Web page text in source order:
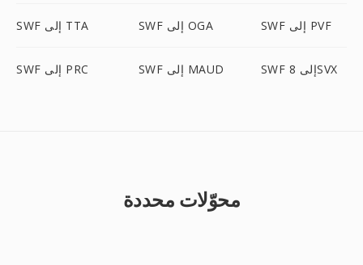
SWF إلى TTA SWF إلى OGA SWF إلى PVF
SWF إلى PRC SWF إلى MAUD SWF إلى 8SVX
محوّلات محددة